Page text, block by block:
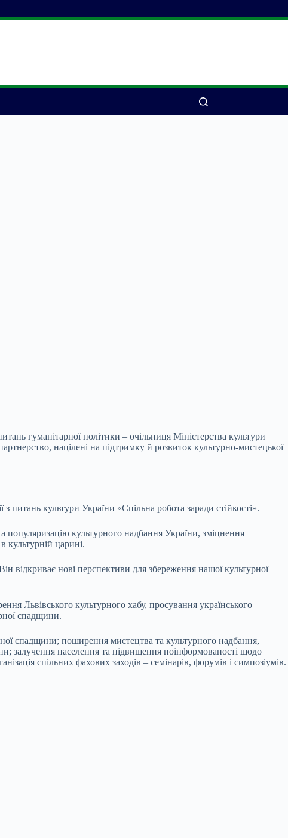
гуманітарної політики – очільниця Міністерства культури
націлені на підтримку й розвиток культурно-мистецької
питань культури України «Спільна робота заради стійкості».
популяризацію культурного надбання України, зміцнення
культурній царині.
відкриває нові перспективи для збереження нашої культурної
Львівського культурного хабу, просування українського
спадщини.
спадщини; поширення мистецтва та культурного надбання,
залучення населення та підвищення поінформованості щодо
спільних фахових заходів – семінарів, форумів і симпозіумів.